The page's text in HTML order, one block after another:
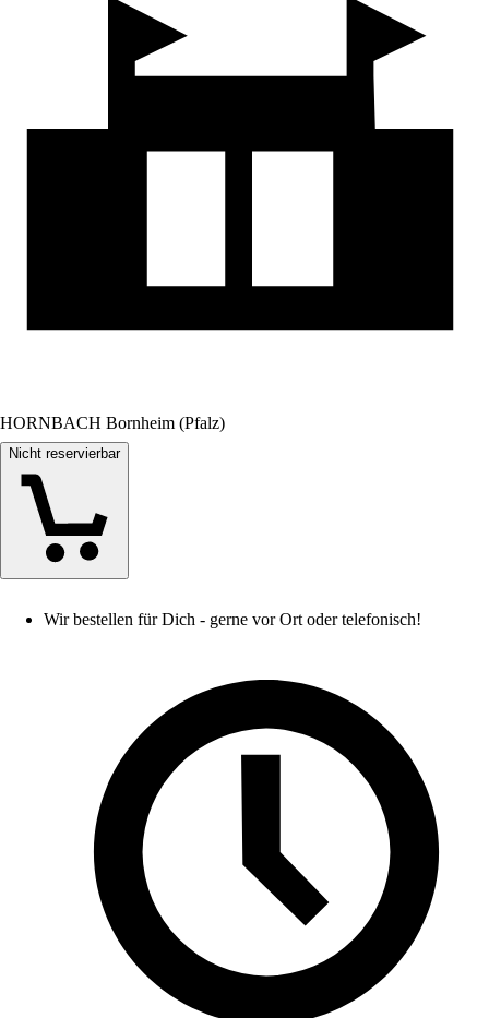
HORNBACH Bornheim (Pfalz)
Nicht reservierbar
Wir bestellen für Dich - gerne vor Ort oder telefonisch!